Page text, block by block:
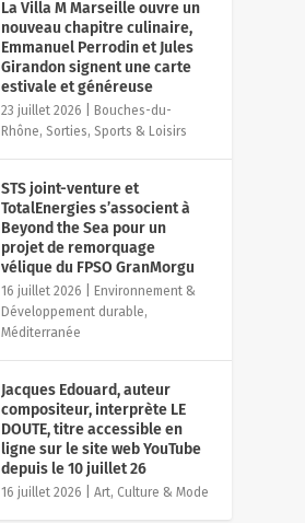
La Villa M Marseille ouvre un
nouveau chapitre culinaire,
Emmanuel Perrodin et Jules
Girandon signent une carte
estivale et généreuse
23 juillet 2026
Bouches-du-
Rhône,Sorties, Sports & Loisirs
STS joint-venture et
TotalEnergies s’associent à
Beyond the Sea pour un
projet de remorquage
vélique du FPSO GranMorgu
16 juillet 2026
Environnement &
Développement durable,
Méditerranée
Jacques Edouard, auteur
compositeur, interprète LE
DOUTE, titre accessible en
ligne sur le site web YouTube
depuis le 10 juillet 26
16 juillet 2026 |Art, Culture & Mode